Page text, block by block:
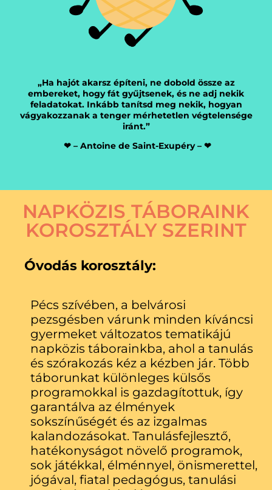
„Ha hajót akarsz építeni, ne dobold össze az
embereket, hogy fát gyűjtsenek, és ne adj nekik
feladatokat. Inkább tanítsd meg nekik, hogyan
vágyakozzanak a tenger mérhetetlen végtelensége
iránt.”
❤ – Antoine de Saint-Exupéry – ❤
NAPKÖZIS TÁBORAINK
KOROSZTÁLY SZERINT
Óvodás korosztály:
Pécs szívében, a belvárosi
pezsgésben várunk minden kíváncsi
gyermeket változatos tematikájú
napközis táborainkba, ahol a tanulás
és szórakozás kéz a kézben jár. Több
táborunkat különleges külsős
programokkal is gazdagítottuk, így
garantálva az élmények
sokszínűségét és az izgalmas
kalandozásokat. Tanulásfejlesztő,
hatékonyságot növelő programok,
sok játékkal, élménnyel, önismerettel,
jógával, fiatal pedagógus, tanulási